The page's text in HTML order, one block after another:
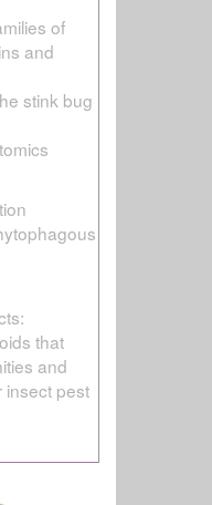
of
and
stink bug
that
and
insect pest